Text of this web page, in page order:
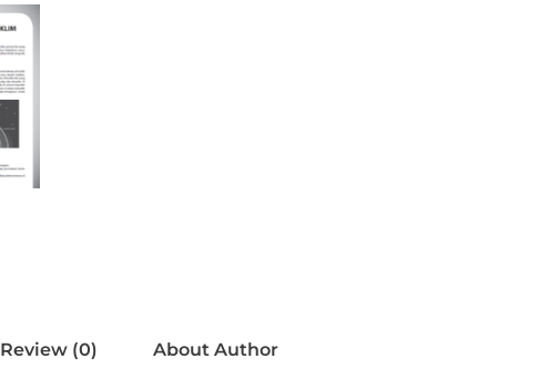
Review (0) About Author